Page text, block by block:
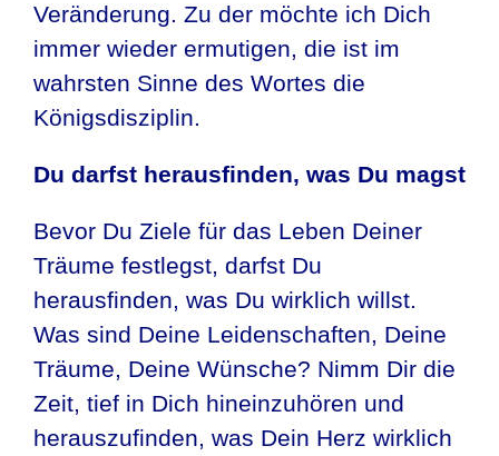
Veränderung. Zu der möchte ich Dich
immer wieder ermutigen, die ist im
wahrsten Sinne des Wortes die
Königsdisziplin.
Du darfst herausfinden, was Du magst
Bevor Du Ziele für das Leben Deiner
Träume festlegst, darfst Du
herausfinden, was Du wirklich willst.
Was sind Deine Leidenschaften, Deine
Träume, Deine Wünsche? Nimm Dir die
Zeit, tief in Dich hineinzuhören und
herauszufinden, was Dein Herz wirklich